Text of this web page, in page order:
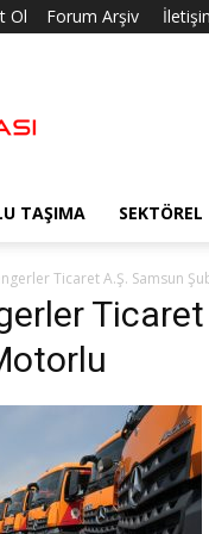
Ol Forum Arşiv
TAŞIMA SEKTÖREL
Ticaret A.Ş. Samsun